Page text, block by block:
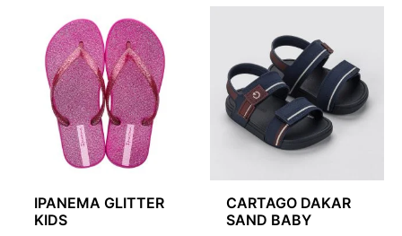
IPANEMA GLITTER
KIDS
CARTAGO DAKAR
SAND BABY